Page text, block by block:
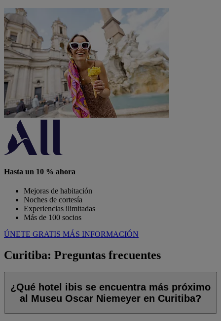
Hasta un 10 % ahora
Mejoras de habitación
Noches de cortesía
Experiencias ilimitadas
Más de 100 socios
ÚNETE GRATIS MÁS INFORMACIÓN
Curitiba: Preguntas frecuentes
¿Qué hotel ibis se encuentra más próximo
al Museu Oscar Niemeyer en Curitiba?